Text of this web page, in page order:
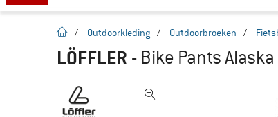
Startpagina
/ Outdoorkleding / Outdoorbroeken /
LÖFFLER - Bike Pants